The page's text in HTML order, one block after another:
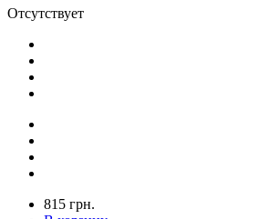
Отсутствует
815 грн.